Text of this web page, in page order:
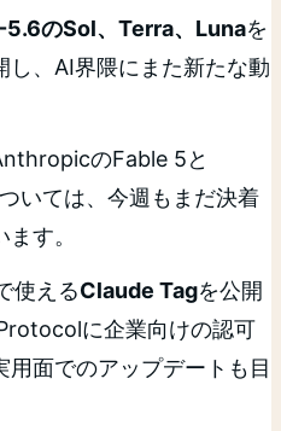
5.6のSol、Terra、Lunaを
し、AI界隈にまた新たな動
のFable 5と
いては、今週もまだ決着
す。
使えるClaude Tagを公開
に企業向けの認可
面でのアップデートも目